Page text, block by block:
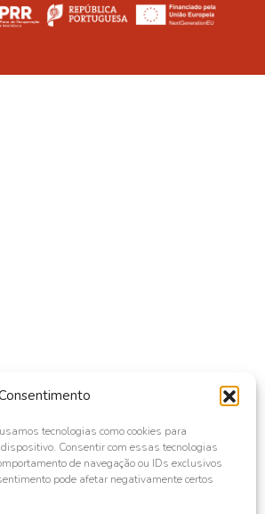
tecnologias como cookies para
Consentir com essas tecnologias
de navegação ou IDs exclusivos
pode afetar negativamente certos